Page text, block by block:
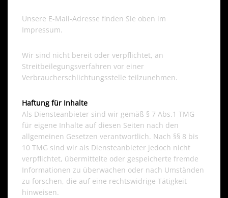
Unsere E-Mail-Adresse finden Sie oben im
Impressum.
Wir sind nicht bereit oder verpflichtet, an
Streitbeilegungsverfahren vor einer
Verbraucherschlichtungsstelle teilzunehmen.
Haftung für Inhalte
Als Diensteanbieter sind wir gemäß § 7 Abs.1 TMG
für eigene Inhalte auf diesen Seiten nach den
allgemeinen Gesetzen verantwortlich. Nach §§ 8 bis
10 TMG sind wir als Diensteanbieter jedoch nicht
verpflichtet, übermittelte oder gespeicherte fremde
Informationen zu überwachen oder nach Umständen
zu forschen, die auf eine rechtswidrige Tätigkeit
hinweisen.